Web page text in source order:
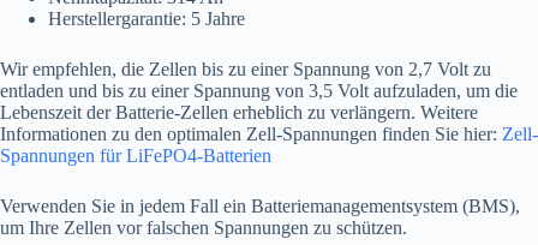
Herstellergarantie: 5 Jahre
Wir empfehlen, die Zellen bis zu einer Spannung von 2,7 Volt zu
entladen und bis zu einer Spannung von 3,5 Volt aufzuladen, um die
Lebenszeit der Batterie-Zellen erheblich zu verlängern. Weitere
Informationen zu den optimalen Zell-Spannungen finden Sie hier: Zell-
Spannungen für LiFePO4-Batterien
Verwenden Sie in jedem Fall ein Batteriemanagementsystem (BMS),
um Ihre Zellen vor falschen Spannungen zu schützen.